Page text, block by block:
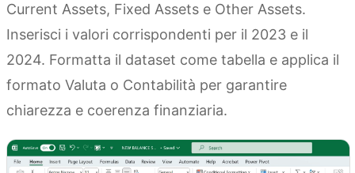
Current Assets, Fixed Assets e Other Assets.
Inserisci i valori corrispondenti per il 2023 e il
2024. Formatta il dataset come tabella e applica il
formato Valuta o Contabilità per garantire
chiarezza e coerenza finanziaria.